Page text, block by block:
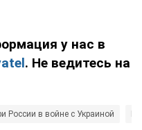
у нас в
. Не ведитесь на
России в войне с Украиной